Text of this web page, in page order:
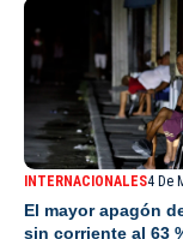
INTERNACIONALES4 De
El mayor apagón
sin corriente al 63